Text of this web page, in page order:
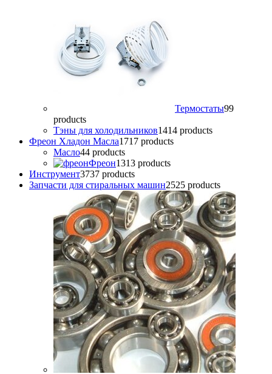
Термостаты99
products
Тэны для холодильников1414 products
Фреон Хладон Масла1717 products
Масло44 products
Фреон1313 products
Инструмент3737 products
Запчасти для стиральных машин2525 products